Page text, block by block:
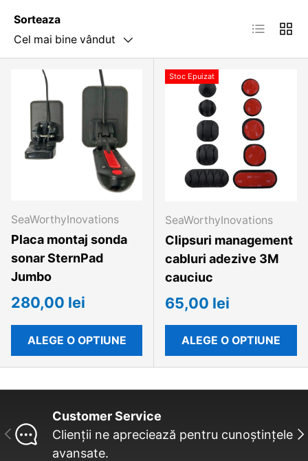
Sorteaza
Cel mai bine vândut
SeaWorthyInovations
Placa montaj sonda
sonar SternPad
Jumbo
280,00 lei
ALEGE O OPTIUNE
Stoc Epuizat
SeaWorthyInovations
Clipsuri management
cabluri adezive 3M
cauciuc
65,00 lei
ALEGE O OPTIUNE
INAINTE
Customer Service
Clienții ne apreciează pentru cunoștințele
avansate.